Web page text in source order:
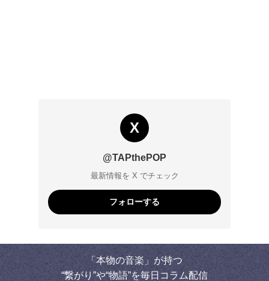
X
@TAPthePOP
最新情報を X でチェック
フォローする
「本物の音楽」が持つ
“繋がり”や“物語”を毎日コラム配信